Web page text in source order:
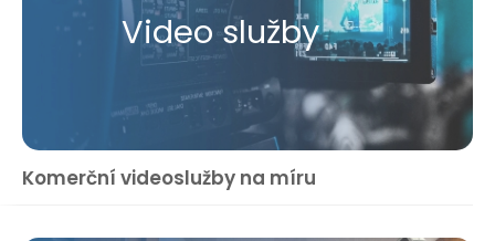
Video služby
Komerční videoslužby na míru